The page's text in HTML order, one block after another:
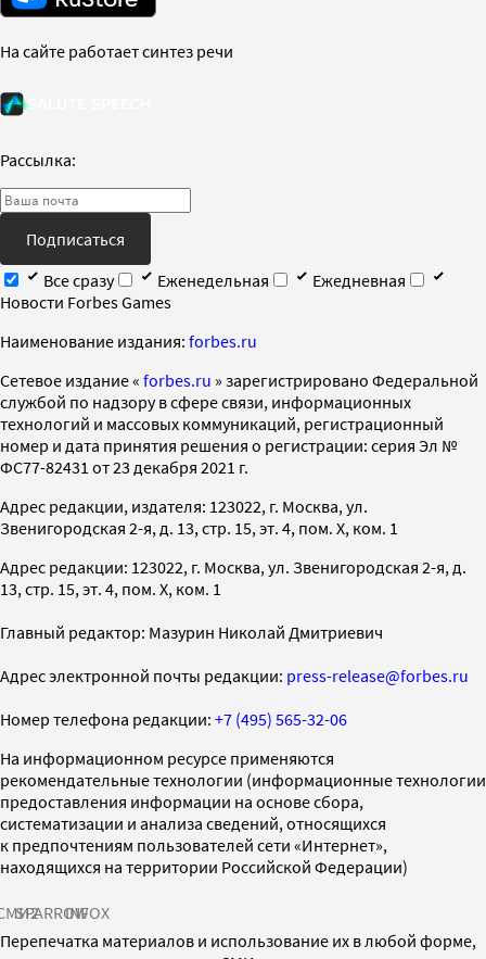
На сайте работает синтез речи
Рассылка:
Подписаться
Все сразу
Еженедельная
Ежедневная
Новости Forbes Games
Наименование издания: forbes.ru
Cетевое издание « forbes.ru » зарегистрировано Федеральной
службой по надзору в сфере связи, информационных
технологий и массовых коммуникаций, регистрационный
номер и дата принятия решения о регистрации: серия Эл №
ФС77-82431 от 23 декабря 2021 г.
Адрес редакции, издателя: 123022, г. Москва, ул.
Звенигородская 2-я, д. 13, стр. 15, эт. 4, пом. X, ком. 1
Адрес редакции: 123022, г. Москва, ул. Звенигородская 2-я, д.
13, стр. 15, эт. 4, пом. X, ком. 1
Главный редактор: Мазурин Николай Дмитриевич
Адрес электронной почты редакции: press-release@forbes.ru
Номер телефона редакции: +7 (495) 565-32-06
На информационном ресурсе применяются
рекомендательные технологии (информационные технологии
предоставления информации на основе сбора,
систематизации и анализа сведений, относящихся
к предпочтениям пользователей сети «Интернет»,
находящихся на территории Российской Федерации)
SPARROWINFOX
Перепечатка материалов и использование их в любой форме,